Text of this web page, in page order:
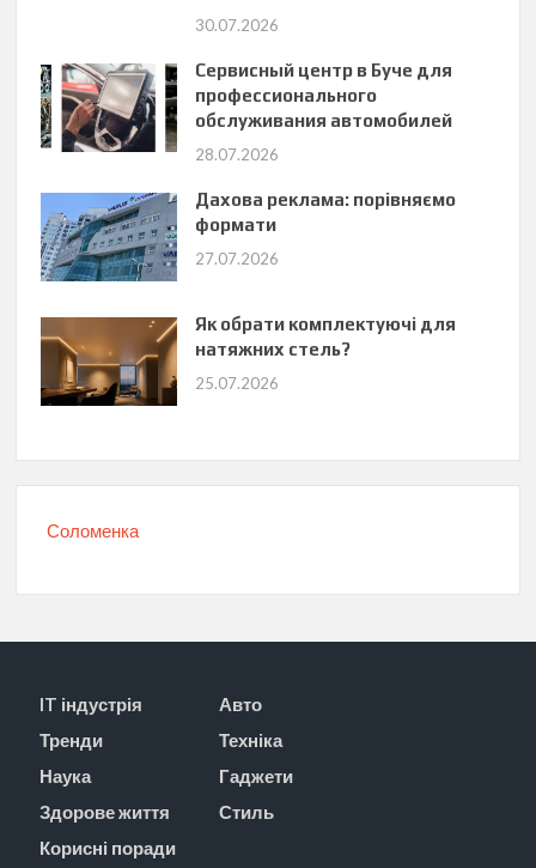
30.07.2026
Сервисный центр в Буче для
профессионального
обслуживания автомобилей
28.07.2026
Дахова реклама: порівняємо
формати
27.07.2026
Як обрати комплектуючі для
натяжних стель?
25.07.2026
Соломенка
IT індустрія
Авто
Тренди
Техніка
Наука
Гаджети
Здорове життя
Стиль
Корисні поради